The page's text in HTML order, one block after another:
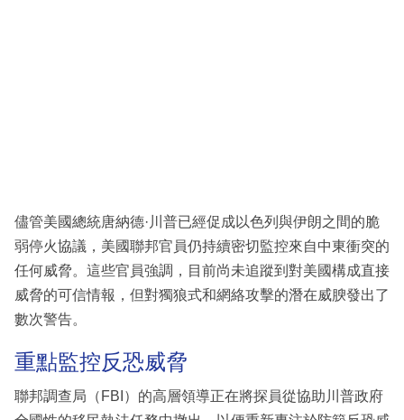
區
儘管美國總統唐納德·川普已經促成以色列與伊朗之間的脆
弱停火協議，美國聯邦官員仍持續密切監控來自中東衝突的
任何威脅。這些官員強調，目前尚未追蹤到對美國構成直接
威脅的可信情報，但對獨狼式和網絡攻擊的潛在威腴發出了
數次警告。
重點監控反恐威脅
聯邦調查局（FBI）的高層領導正在將探員從協助川普政府